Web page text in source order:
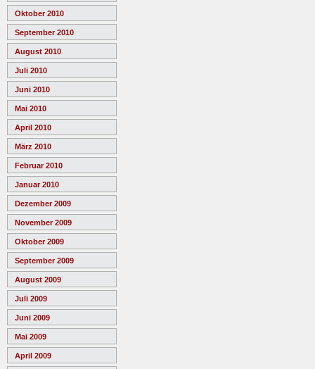
Oktober 2010
September 2010
August 2010
Juli 2010
Juni 2010
Mai 2010
April 2010
März 2010
Februar 2010
Januar 2010
Dezember 2009
November 2009
Oktober 2009
September 2009
August 2009
Juli 2009
Juni 2009
Mai 2009
April 2009